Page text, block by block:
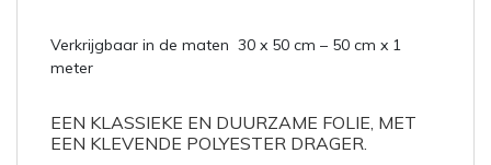
Verkrijgbaar in de maten 30 x 50 cm – 50 cm x 1
meter
EEN KLASSIEKE EN DUURZAME FOLIE, MET
EEN KLEVENDE POLYESTER DRAGER.